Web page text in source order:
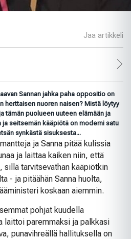
Jaa artikkeli
Sannan jahka paha oppositio on
herttaisen nuoren naisen? Mistä löytyy
tämän puolueen uuteen elämään ja
ja seitsemän kääpiötä on moderni satu
synkästä sisuksesta...
ja Sanna pitää kulissia
ja laittaa kaiken niin, että
sillä tarvitsevathan kääpiötkin
- ja pitäähän Sanna huolta,
koskaan aiemmin.
pohjat kuudella
laittoi paremmaksi ja palkkasi
punavihreällä hallituksella on